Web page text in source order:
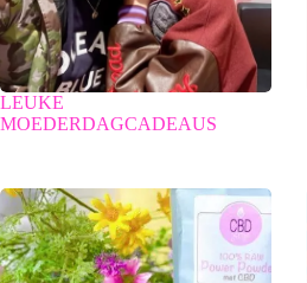
LEUKE
MOEDERDAGCADEAUS